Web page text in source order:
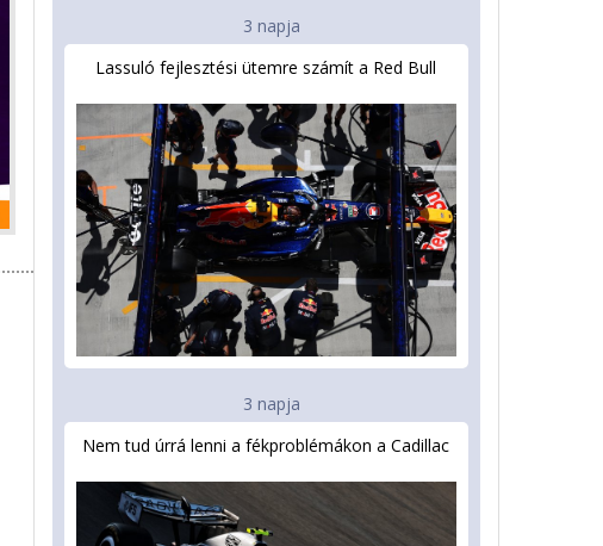
3 napja
Lassuló fejlesztési ütemre számít a Red Bull
3 napja
Nem tud úrrá lenni a fékproblémákon a Cadillac